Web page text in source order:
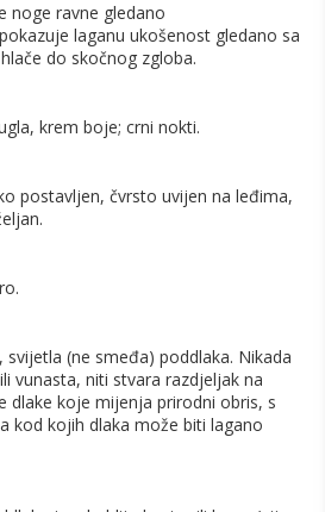
noge ravne gledano
laganu ukošenost gledano sa
do skočnog zgloba.
krem ​​boje; crni nokti.
postavljen, čvrsto uvijen na leđima,
(ne smeđa) poddlaka. Nikada
vunasta, niti stvara razdjeljak na
dlake koje mijenja prirodni obris, s
kod kojih dlaka može biti lagano